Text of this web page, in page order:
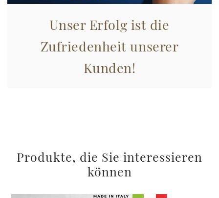
Unser Erfolg ist die
Zufriedenheit unserer
Kunden!
Produkte, die Sie interessieren
können